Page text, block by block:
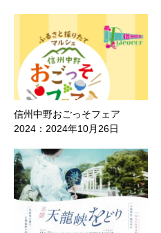
信州中野おごっそフェア
2024：2024年10月26日